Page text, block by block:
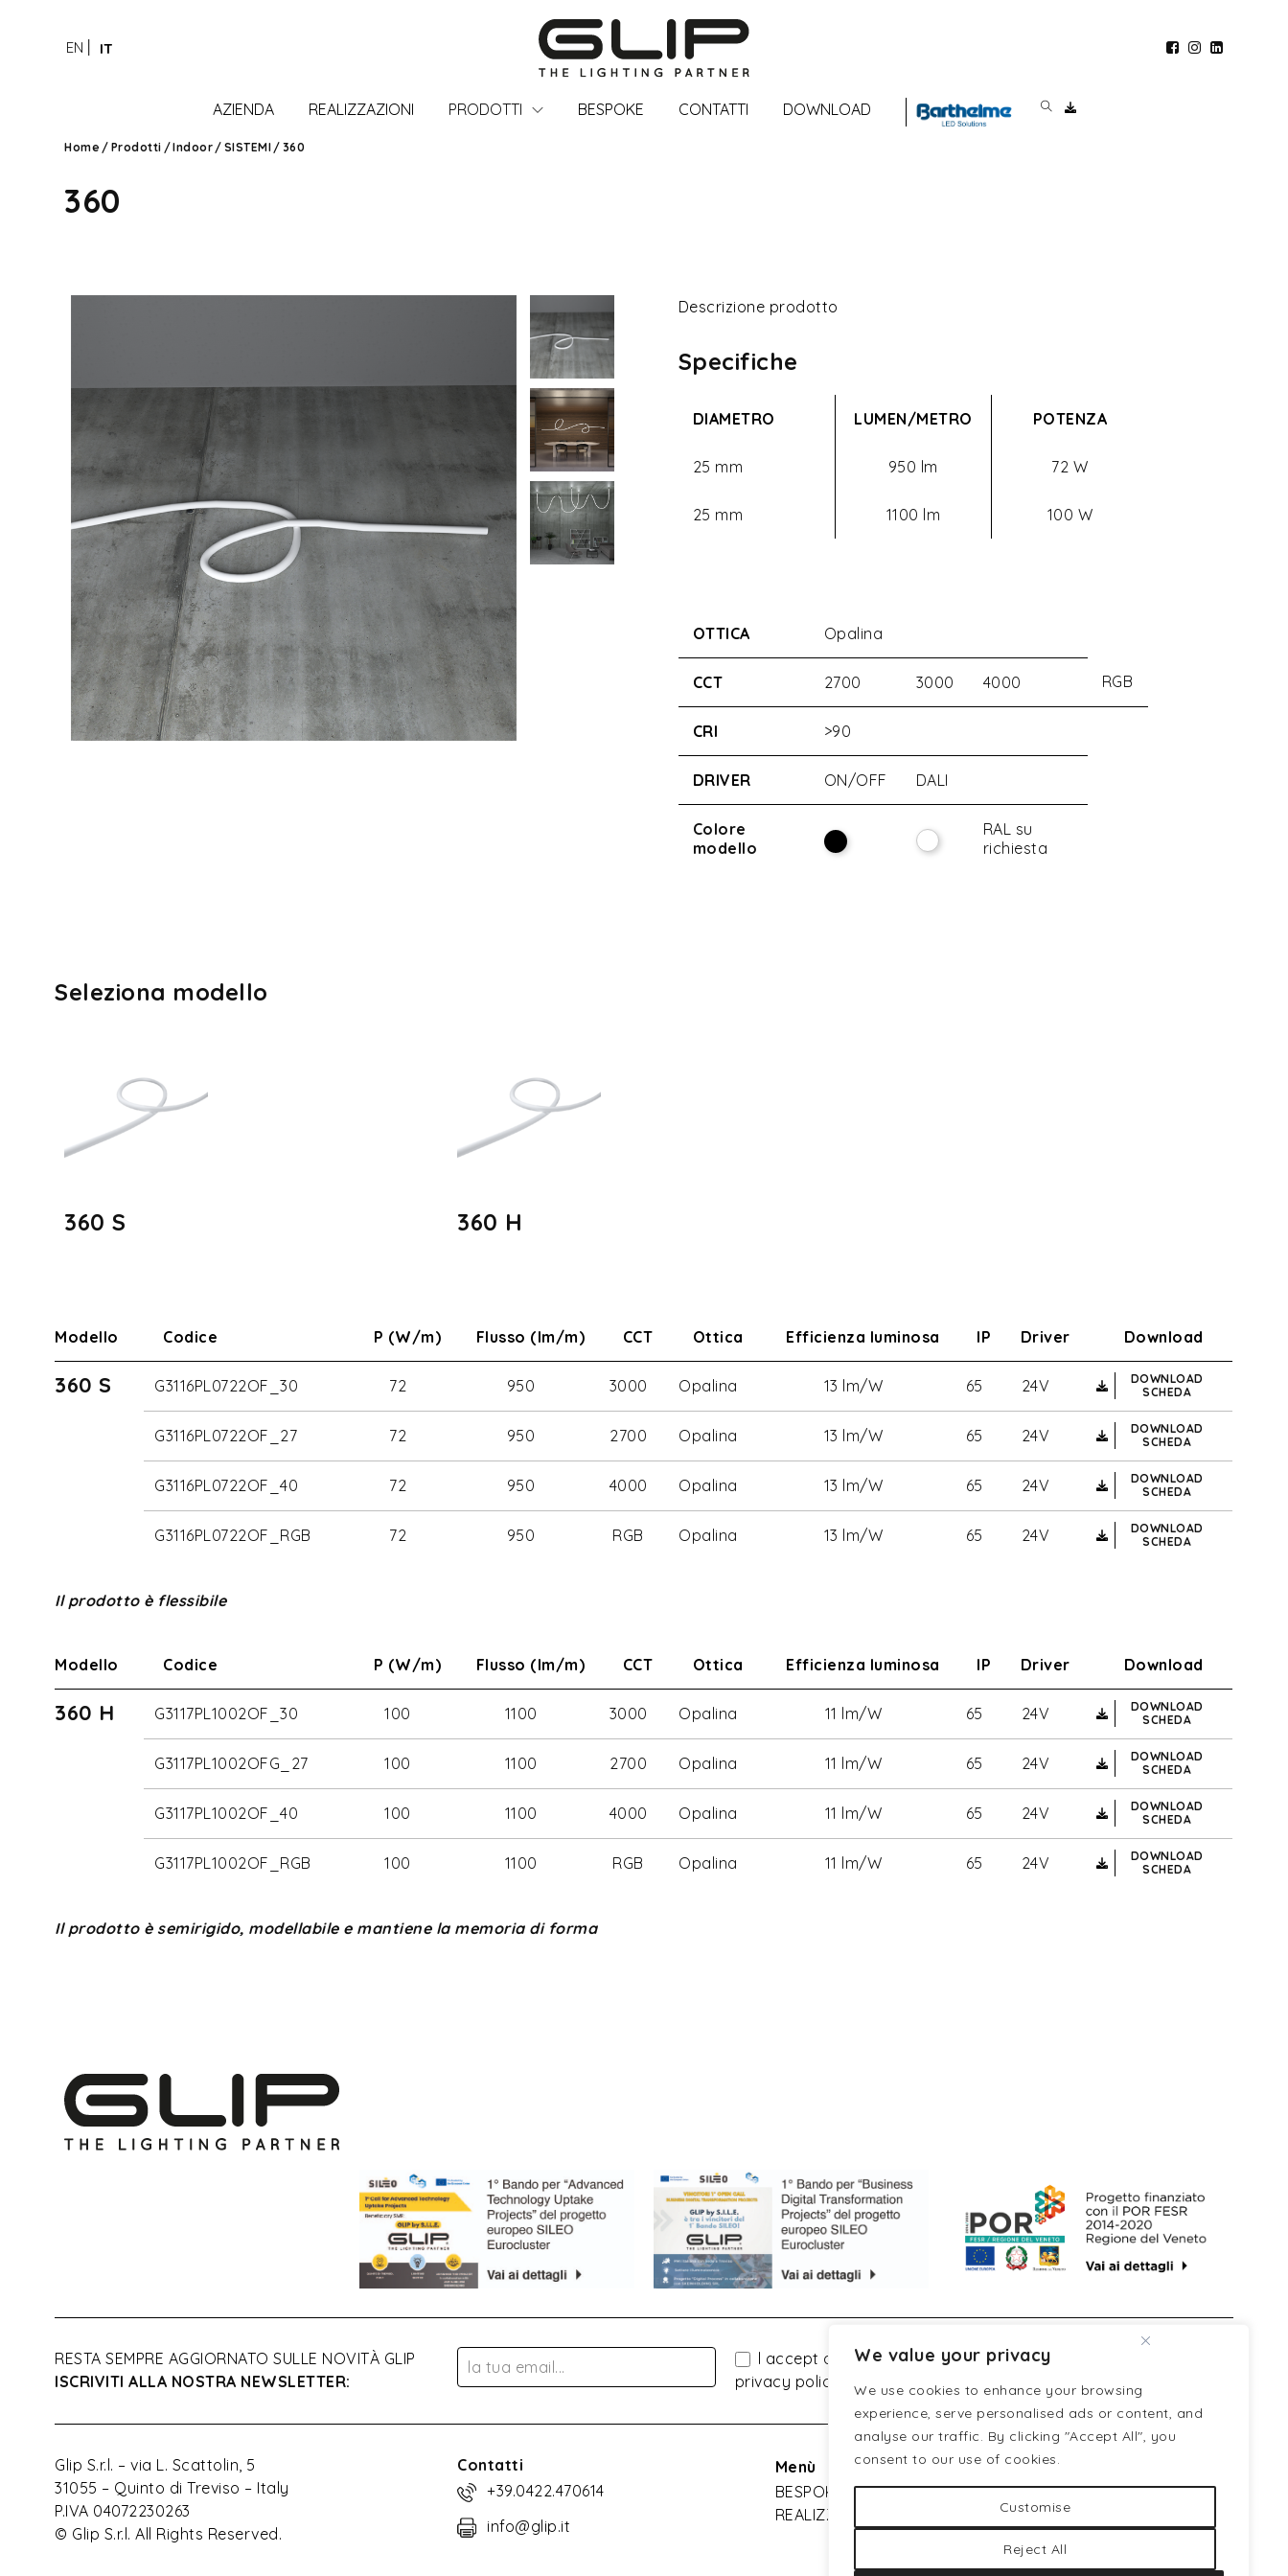
We value your privacy
We use cookies to enhance your browsing
experience, serve personalised ads or content, and
analyse our traffic. By clicking "Accept All", you
consent to our use of cookies.
Customise
Reject All
EN IT
AZIENDA REALIZZAZIONI PRODOTTI BESPOKE CONTATTI DOWNLOAD
360
Home / Prodotti /Indoor / SISTEMI / 360
Descrizione prodotto
Specifiche
DIAMETRO LUMEN/METRO POTENZA
25 mm 950 lm 72 W
25 mm 1100 lm 100 W
OTTICA Opalina
CCT 2700 3000 4000 RGB
CRI >90
DRIVER ON/OFF DALI
Colore
modello
RAL su
richiesta
Seleziona modello
360 S 360 H
Modello Codice P (W/m) Flusso (lm/m) CCT Ottica Efficienza luminosa IP Driver Download
360 S G3116PL0722OF_30 72 950 3000 Opalina 13 lm/W 65 24V
DOWNLOAD
SCHEDA
G3116PL0722OF_27 72 950 2700 Opalina 13 lm/W 65 24V
DOWNLOAD
SCHEDA
G3116PL0722OF_40 72 950 4000 Opalina 13 lm/W 65 24V
DOWNLOAD
SCHEDA
G3116PL0722OF_RGB 72 950 RGB Opalina 13 lm/W 65 24V
DOWNLOAD
SCHEDA
Il prodotto è flessibile
Modello Codice P (W/m) Flusso (lm/m) CCT Ottica Efficienza luminosa IP Driver Download
360 H G3117PL1002OF_30 100 1100 3000 Opalina 11 lm/W 65 24V
DOWNLOAD
SCHEDA
G3117PL1002OFG_27 100 1100 2700 Opalina 11 lm/W 65 24V
DOWNLOAD
SCHEDA
G3117PL1002OF_40 100 1100 4000 Opalina 11 lm/W 65 24V
DOWNLOAD
SCHEDA
G3117PL1002OF_RGB 100 1100 RGB Opalina 11 lm/W 65 24V
DOWNLOAD
SCHEDA
Il prodotto è semirigido, modellabile e mantiene la memoria di forma
RESTA SEMPRE AGGIORNATO SULLE NOVITÀ GLIP
ISCRIVITI ALLA NOSTRA NEWSLETTER:
l accept all regulations of the
privacy policy
Glip S.r.l. – via L. Scattolin, 5
31055 – Quinto di Treviso – Italy
P.IVA 04072230263
© Glip S.r.l. All Rights Reserved.
Contatti
+39.0422.470614
info@glip.it
Menù
BESPOKE
AZIENDA
REALIZZAZIONI
Partners ufficiali: